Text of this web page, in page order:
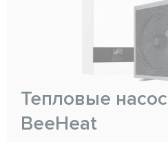
Тепловые
BeeHeat